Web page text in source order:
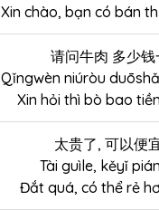
Xin chào, bạn có bán
请问牛肉 多少钱
Qǐngwèn niúròu
Xin hỏi thì bò bao
太贵了, 可以便
Tài guìle, kěyǐ
Đắt quá, có thể rẻ